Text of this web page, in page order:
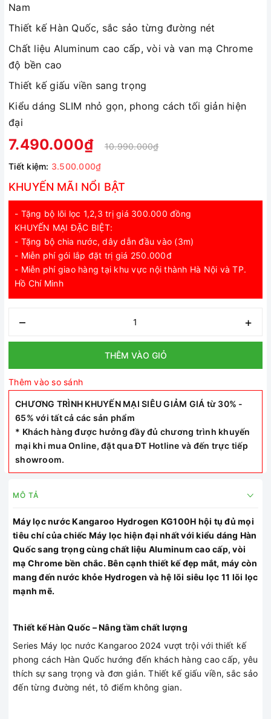
Nam
Thiết kế Hàn Quốc, sắc sảo từng đường nét
Chất liệu Aluminum cao cấp, vòi và van mạ Chrome
độ bền cao
Thiết kế giấu viền sang trọng
Kiểu dáng SLIM nhỏ gọn, phong cách tối giản hiện
đại
7.490.000₫
10.990.000₫
Tiết kiệm: 3.500.000₫
KHUYẾN MÃI NỔI BẬT
- Tặng bộ lõi lọc 1,2,3 trị giá 300.000 đồng
KHUYẾN MẠI ĐẶC BIỆT:
- Tặng bộ chia nước, dây dẫn đầu vào (3m)
- Miễn phí gói lắp đặt trị giá 250.000đ
- Miễn phí giao hàng tại khu vực nội thành Hà Nội và TP.
Hồ Chí Minh
– +
THÊM VÀO GIỎ
Thêm vào so sánh
CHƯƠNG TRÌNH KHUYẾN MẠI SIÊU GIẢM GIÁ từ 30% -
65% với tất cả các sản phẩm
* Khách hàng được hưởng đầy đủ chương trình khuyến
mại khi mua Online, đặt qua ĐT Hotline và đến trực tiếp
showroom.
MÔ TẢ
Máy lọc nước Kangaroo Hydrogen KG100H hội tụ đủ mọi
tiêu chí của chiếc Máy lọc hiện đại nhất với kiểu dáng Hàn
Quốc sang trọng cùng chất liệu Aluminum cao cấp, vòi
mạ Chrome bền chắc. Bên cạnh thiết kế đẹp mắt, máy còn
mang đến nước khỏe Hydrogen và hệ lõi siêu lọc 11 lõi lọc
mạnh mẽ.
Thiết kế Hàn Quốc – Nâng tầm chất lượng
Series Máy lọc nước Kangaroo 2024 vượt trội với thiết kế
phong cách Hàn Quốc hướng đến khách hàng cao cấp, yêu
thích sự sang trọng và đơn giản. Thiết kế giấu viền, sắc sảo
đến từng đường nét, tô điểm không gian.